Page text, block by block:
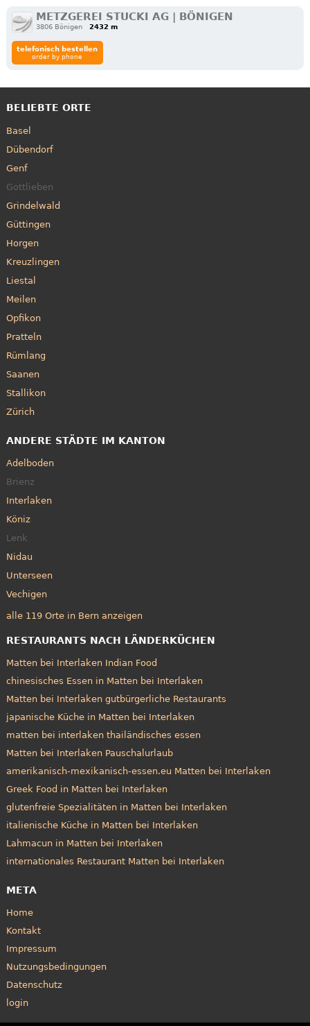
METZGEREI STUCKI AG | BÖNIGEN
3806 Bönigen 2432 m
telefonisch bestellen
order by phone
BELIEBTE ORTE
Basel
Dübendorf
Genf
Gottlieben
Grindelwald
Güttingen
Horgen
Kreuzlingen
Liestal
Meilen
Opfikon
Pratteln
Rümlang
Saanen
Stallikon
Zürich
ANDERE STÄDTE IM KANTON
Adelboden
Brienz
Interlaken
Köniz
Lenk
Nidau
Unterseen
Vechigen
alle 119 Orte in Bern anzeigen
RESTAURANTS NACH LÄNDERKÜCHEN
Matten bei Interlaken Indian Food
chinesisches Essen in Matten bei Interlaken
Matten bei Interlaken gutbürgerliche Restaurants
japanische Küche in Matten bei Interlaken
matten bei interlaken thailändisches essen
Matten bei Interlaken Pauschalurlaub
amerikanisch-mexikanisch-essen.eu Matten bei Interlaken
Greek Food in Matten bei Interlaken
glutenfreie Spezialitäten in Matten bei Interlaken
italienische Küche in Matten bei Interlaken
Lahmacun in Matten bei Interlaken
internationales Restaurant Matten bei Interlaken
META
Home
Kontakt
Impressum
Nutzungsbedingungen
Datenschutz
login